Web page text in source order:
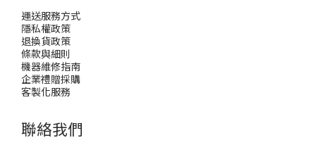
運送服務方式
隱私權政策
退換貨政策
條款與細則
機器維修指南
企業禮贈採購
客製化服務
聯絡我們